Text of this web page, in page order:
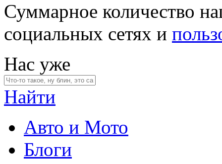
Суммарное количество
социальных сетях и
Нас уже
Найти
Авто и Мото
Блоги